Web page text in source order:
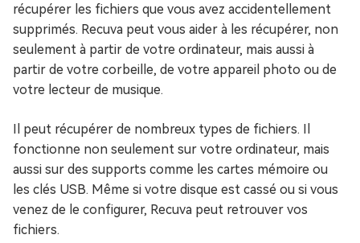
récupérer les fichiers que vous avez accidentellement
supprimés. Recuva peut vous aider à les récupérer, non
seulement à partir de votre ordinateur, mais aussi à
partir de votre corbeille, de votre appareil photo ou de
votre lecteur de musique.
Il peut récupérer de nombreux types de fichiers. Il
fonctionne non seulement sur votre ordinateur, mais
aussi sur des supports comme les cartes mémoire ou
les clés USB. Même si votre disque est cassé ou si vous
venez de le configurer, Recuva peut retrouver vos
fichiers.